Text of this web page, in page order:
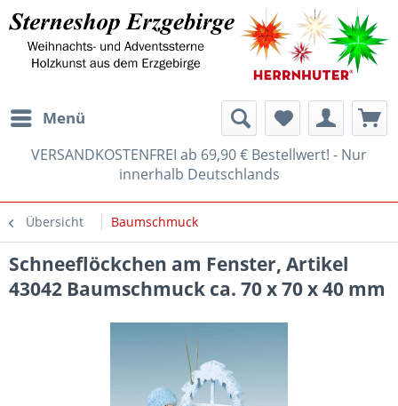
Menü
VERSANDKOSTENFREI ab 69,90 € Bestellwert! - Nur
innerhalb Deutschlands
Übersicht Baumschmuck
Schneeflöckchen am Fenster, Artikel
43042 Baumschmuck ca. 70 x 70 x 40 mm